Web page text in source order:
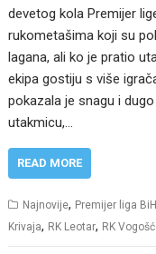
devetog kola Premijer
rukometašima koji su
lagana, ali ko je pratio
ekipa gostiju s više
pokazala je snagu i
utakmicu,…
READ MORE
Najnovije, Premijer liga
Krivaja, RK Leotar, RK